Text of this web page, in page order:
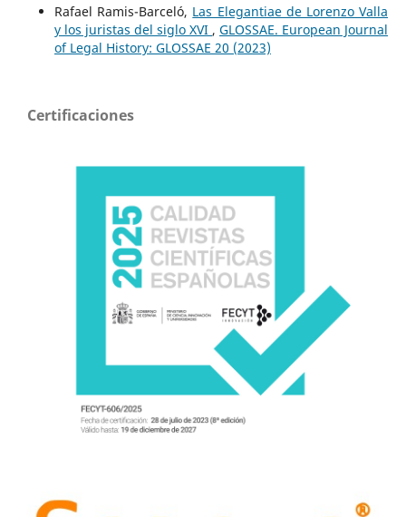
Rafael Ramis-Barceló, Las Elegantiae de Lorenzo Valla
y los juristas del siglo XVI ,GLOSSAE. European Journal
of Legal History: GLOSSAE 20 (2023)
Certificaciones